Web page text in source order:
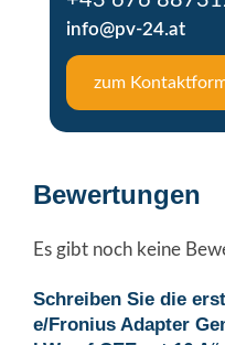
info@pv-24.at
zum
Bewertungen
Es gibt noch keine
Schreiben Sie die
e/Fronius Adapter